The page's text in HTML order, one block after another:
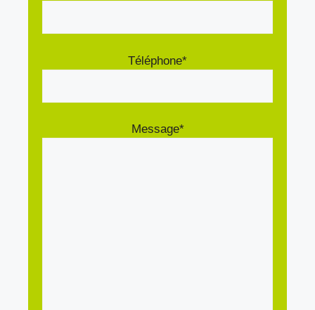
Téléphone*
Message*